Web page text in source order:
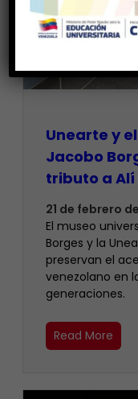
Unearte y
Jacobo
tributo a
21 de febrero
El museo
Borges y la
preservan el
venezolano en
generaciones.
Read More